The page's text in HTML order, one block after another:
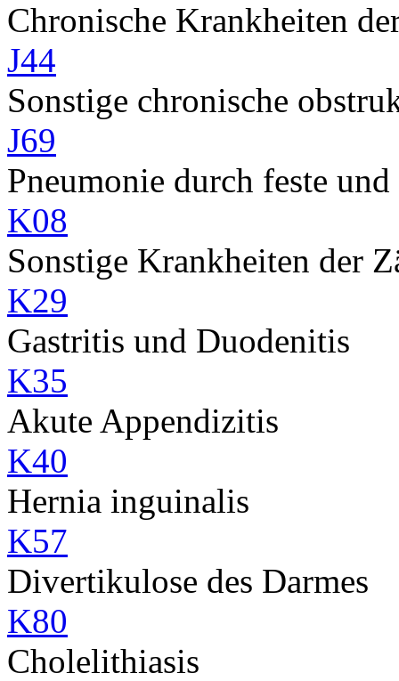
Chronische Krankheiten
J44
Sonstige chronische
J69
Pneumonie durch feste
K08
Sonstige Krankheiten der
K29
Gastritis und Duodenitis
K35
Akute Appendizitis
K40
Hernia inguinalis
K57
Divertikulose des Darmes
K80
Cholelithiasis